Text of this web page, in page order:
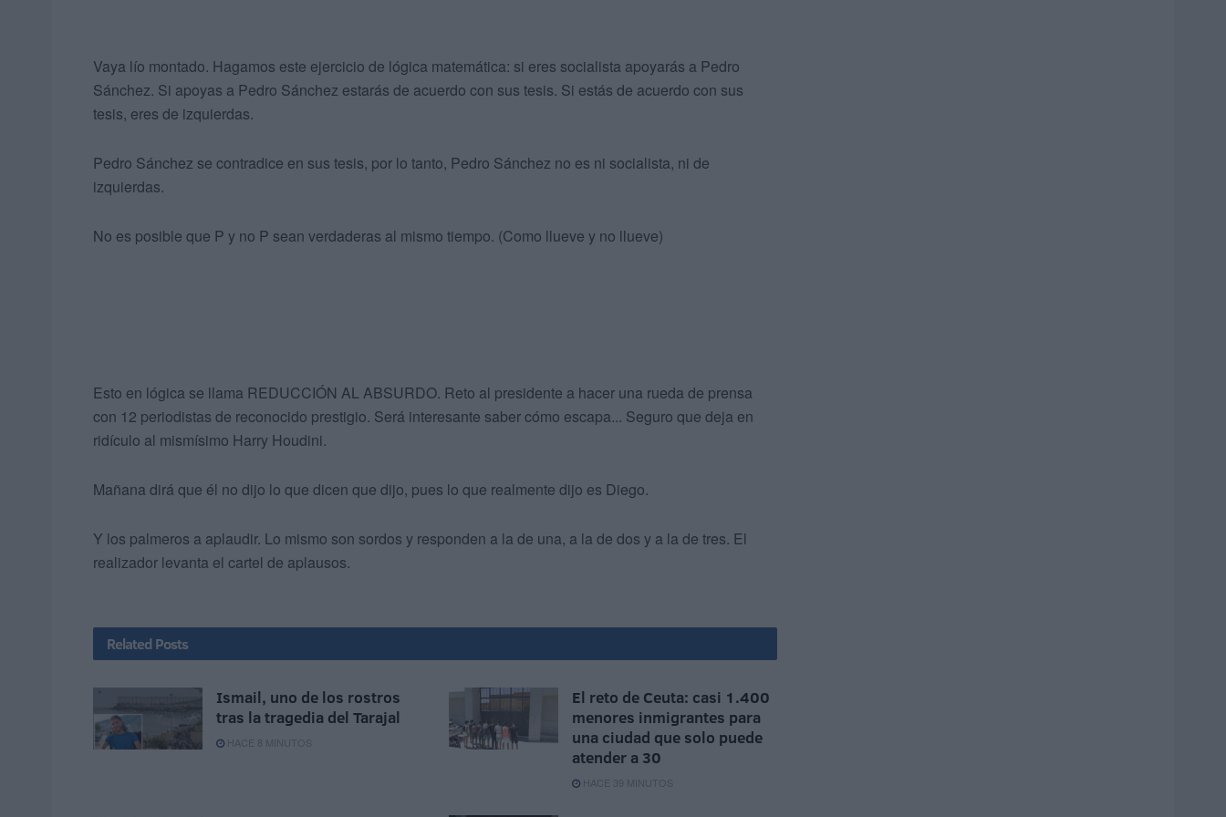
Vaya lío montado. Hagamos este ejercicio de lógica matemática: si eres socialista apoyarás a Pedro
Sánchez. Si apoyas a Pedro Sánchez estarás de acuerdo con sus tesis. Si estás de acuerdo con sus
tesis, eres de izquierdas.
Pedro Sánchez se contradice en sus tesis, por lo tanto, Pedro Sánchez no es ni socialista, ni de
izquierdas.
No es posible que P y no P sean verdaderas al mismo tiempo. (Como llueve y no llueve)
Esto en lógica se llama REDUCCIÓN AL ABSURDO. Reto al presidente a hacer una rueda de prensa
con 12 periodistas de reconocido prestigio. Será interesante saber cómo escapa... Seguro que deja en
ridículo al mismísimo Harry Houdini.
Mañana dirá que él no dijo lo que dicen que dijo, pues lo que realmente dijo es Diego.
Y los palmeros a aplaudir. Lo mismo son sordos y responden a la de una, a la de dos y a la de tres. El
realizador levanta el cartel de aplausos.
Related Posts
Ismail, uno de los rostros
tras la tragedia del Tarajal
HACE 8 MINUTOS
El reto de Ceuta: casi 1.400
menores inmigrantes para
una ciudad que solo puede
atender a 30
HACE 39 MINUTOS